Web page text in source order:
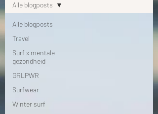
Alle blogposts
Travel
Surf x mentale
gezondheid
GRLPWR
Surfwear
Winter surf
Alle blogposts